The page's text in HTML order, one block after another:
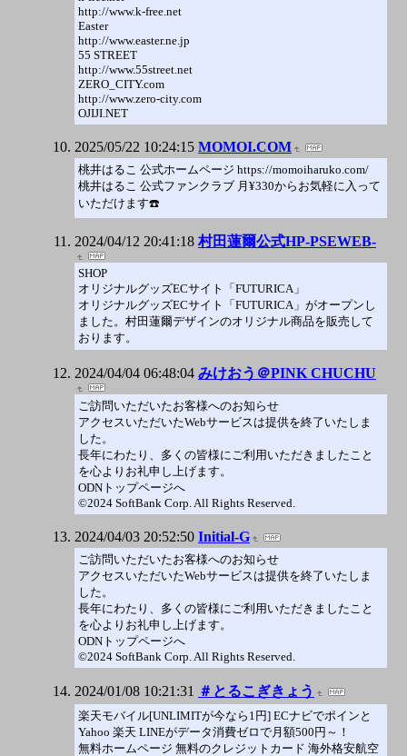
http://www.k-free.net
Easter
http://www.easter.ne.jp
55 STREET
http://www.55street.net
ZERO_CITY.com
http://www.zero-city.com
OJIJI.NET
2025/05/22 10:24:15 MOMOI.COM
桃井はるこ 公式ホームページ https://momoiharuko.com/
桃井はるこ 公式ファンクラブ 月¥330からお気軽に入って
いただけます☎️
2024/04/12 20:41:18 村田蓮爾公式HP-PSEWEB-
SHOP
オリジナルグッズECサイト「FUTURICA」
オリジナルグッズECサイト「FUTURICA」がオープンし
ました。村田蓮爾デザインのオリジナル商品を販売して
おります。
2024/04/04 06:48:04 みけおう＠PINK CHUCHU
ご訪問いただいたお客様へのお知らせ
アクセスいただいたWebサービスは提供を終了いたしま
した。
長年にわたり、多くの皆様にご利用いただきましたこと
を心よりお礼申し上げます。
ODNトップページへ
©2024 SoftBank Corp. All Rights Reserved.
2024/04/03 20:52:50 Initial-G
ご訪問いただいたお客様へのお知らせ
アクセスいただいたWebサービスは提供を終了いたしま
した。
長年にわたり、多くの皆様にご利用いただきましたこと
を心よりお礼申し上げます。
ODNトップページへ
©2024 SoftBank Corp. All Rights Reserved.
2024/01/08 10:21:31 ＃とるこぎきょう
楽天モバイル[UNLIMITが今なら1円] ECナビでポインと
Yahoo 楽天 LINEがデータ消費ゼロで月額500円～！
無料ホームページ 無料のクレジットカード 海外格安航空